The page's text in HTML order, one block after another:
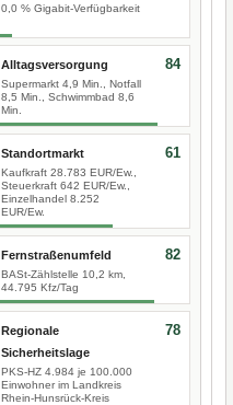
0,0 % Gigabit-Verfügbarkeit
Alltagsversorgung
Supermarkt 4,9 Min., Notfall
8,5 Min., Schwimmbad 8,6
Min.
84
Standortmarkt
Kaufkraft 28.783 EUR/Ew.,
Steuerkraft 642 EUR/Ew.,
Einzelhandel 8.252
EUR/Ew.
61
Fernstraßenumfeld
BASt-Zählstelle 10,2 km,
44.795 Kfz/Tag
82
Regionale
Sicherheitslage
PKS-HZ 4.984 je 100.000
Einwohner im Landkreis
Rhein-Hunsrück-Kreis
78